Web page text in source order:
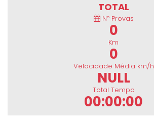
TOTAL
Nº Provas
0
Km
0
Velocidade Média km/h
NULL
Total Tempo
00:00:00